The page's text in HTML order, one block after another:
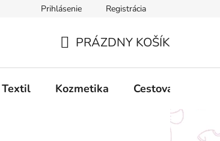
Obchodné podmienky Podmienky ochrany
Prihlásenie Registrácia
KOŠÍK
PRÁZDNY KOŠÍK
Textil Kozmetika Cestovanie